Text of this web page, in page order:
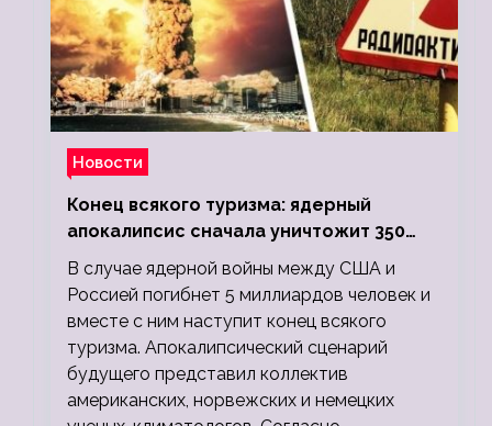
Новости
Конец всякого туризма: ядерный
апокалипсис сначала уничтожит 350
миллионов, а потом 5 миллиардов
людей
В случае ядерной войны между США и
Россией погибнет 5 миллиардов человек и
вместе с ним наступит конец всякого
туризма. Апокалипсический сценарий
будущего представил коллектив
американских, норвежских и немецких